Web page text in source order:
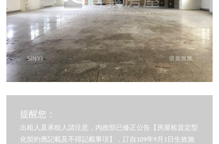
提醒您：
出租人及承租人請注意，內政部已修正公告【房屋租賃定型
化契約應記載及不得記載事項】，訂自109年9月1日生效施